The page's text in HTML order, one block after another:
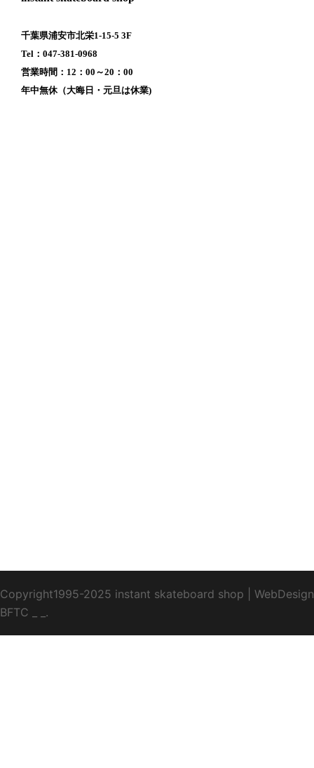
千葉県浦安市北栄1-15-5 3F
Tel：047-381-0968
営業時間：12：00～20：00
年中無休（大晦日・元旦は休業)
Copyright1995-2025 instant skateboard shop
WebDesign
BFTC _ _.